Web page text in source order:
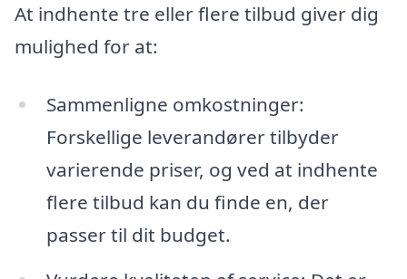
At indhente tre eller flere tilbud giver dig
mulighed for at:
Sammenligne omkostninger:
Forskellige leverandører tilbyder
varierende priser, og ved at indhente
flere tilbud kan du finde en, der
passer til dit budget.